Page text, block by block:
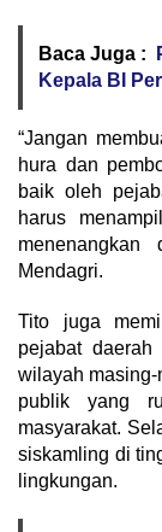
Baca Juga :
Kepala BI
“Jangan
hura dan
baik oleh
harus
menenangkan
Mendagri.
Tito juga
pejabat
wilayah masing-
publik yang
masyarakat.
siskamling di
lingkungan.